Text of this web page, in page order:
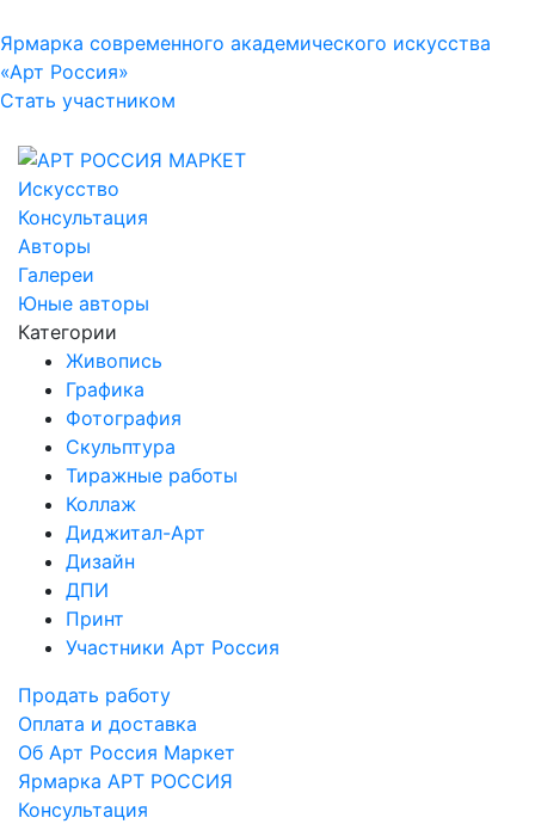
Ярмарка современного академического искусства
«Арт Россия»
Стать участником
Искусство
Консультация
Авторы
Галереи
Юные авторы
Категории
Живопись
Графика
Фотография
Скульптура
Тиражные работы
Коллаж
Диджитал-Арт
Дизайн
ДПИ
Принт
Участники Арт Россия
Продать работу
Оплата и доставка
Об Арт Россия Маркет
Ярмарка АРТ РОССИЯ
Консультация